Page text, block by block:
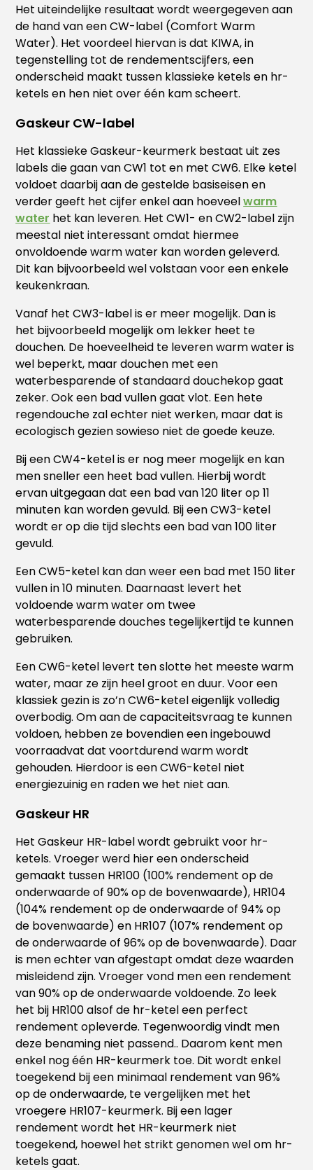
Het uiteindelijke resultaat wordt weergegeven aan
de hand van een CW-label (Comfort Warm
Water). Het voordeel hiervan is dat KIWA, in
tegenstelling tot de rendementscijfers, een
onderscheid maakt tussen klassieke ketels en hr-
ketels en hen niet over één kam scheert.
Gaskeur CW-label
Het klassieke Gaskeur-keurmerk bestaat uit zes
labels die gaan van CW1 tot en met CW6. Elke ketel
voldoet daarbij aan de gestelde basiseisen en
verder geeft het cijfer enkel aan hoeveelwarm
water het kan leveren. Het CW1- en CW2-label zijn
meestal niet interessant omdat hiermee
onvoldoende warm water kan worden geleverd.
Dit kan bijvoorbeeld wel volstaan voor een enkele
keukenkraan.
Vanaf het CW3-label is er meer mogelijk. Dan is
het bijvoorbeeld mogelijk om lekker heet te
douchen. De hoeveelheid te leveren warm water is
wel beperkt, maar douchen met een
waterbesparende of standaard douchekop gaat
zeker. Ook een bad vullen gaat vlot. Een hete
regendouche zal echter niet werken, maar dat is
ecologisch gezien sowieso niet de goede keuze.
Bij een CW4-ketel is er nog meer mogelijk en kan
men sneller een heet bad vullen. Hierbij wordt
ervan uitgegaan dat een bad van 120 liter op 11
minuten kan worden gevuld. Bij een CW3-ketel
wordt er op die tijd slechts een bad van 100 liter
gevuld.
Een CW5-ketel kan dan weer een bad met 150 liter
vullen in 10 minuten. Daarnaast levert het
voldoende warm water om twee
waterbesparende douches tegelijkertijd te kunnen
gebruiken.
Een CW6-ketel levert ten slotte het meeste warm
water, maar ze zijn heel groot en duur. Voor een
klassiek gezin is zo’n CW6-ketel eigenlijk volledig
overbodig. Om aan de capaciteitsvraag te kunnen
voldoen, hebben ze bovendien een ingebouwd
voorraadvat dat voortdurend warm wordt
gehouden. Hierdoor is een CW6-ketel niet
energiezuinig en raden we het niet aan.
Gaskeur HR
Het Gaskeur HR-label wordt gebruikt voor hr-
ketels. Vroeger werd hier een onderscheid
gemaakt tussen HR100 (100% rendement op de
onderwaarde of 90% op de bovenwaarde), HR104
(104% rendement op de onderwaarde of 94% op
de bovenwaarde) en HR107 (107% rendement op
de onderwaarde of 96% op de bovenwaarde). Daar
is men echter van afgestapt omdat deze waarden
misleidend zijn. Vroeger vond men een rendement
van 90% op de onderwaarde voldoende. Zo leek
het bij HR100 alsof de hr-ketel een perfect
rendement opleverde. Tegenwoordig vindt men
deze benaming niet passend.. Daarom kent men
enkel nog één HR-keurmerk toe. Dit wordt enkel
toegekend bij een minimaal rendement van 96%
op de onderwaarde, te vergelijken met het
vroegere HR107-keurmerk. Bij een lager
rendement wordt het HR-keurmerk niet
toegekend, hoewel het strikt genomen wel om hr-
ketels gaat.